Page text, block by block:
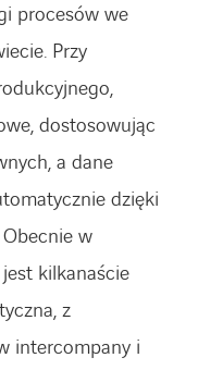
procesów we
Przy
dostosowując
a dane
dzięki
w
kilkanaście
z
intercompany i